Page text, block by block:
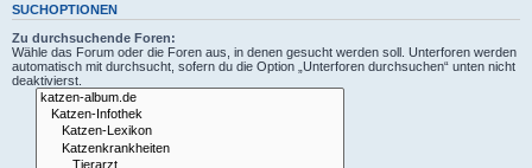
SUCHOPTIONEN
Zu durchsuchende Foren:
Wähle das Forum oder die Foren aus, in denen gesucht werden soll. Unterforen werden
automatisch mit durchsucht, sofern du die Option „Unterforen durchsuchen“ unten nicht
deaktivierst.